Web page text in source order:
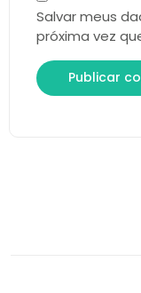
Salvar meus
próxima vez